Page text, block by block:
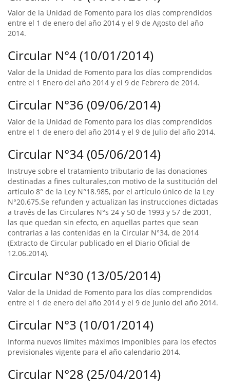
Valor de la Unidad de Fomento para los días comprendidos
entre el 1 de enero del año 2014 y el 9 de Agosto del año
2014.
Circular N°4 (10/01/2014)
Valor de la Unidad de Fomento para los días comprendidos
entre el 1 Enero del año 2014 y el 9 de Febrero de 2014.
Circular N°36 (09/06/2014)
Valor de la Unidad de Fomento para los días comprendidos
entre el 1 de enero del año 2014 y el 9 de Julio del año 2014.
Circular N°34 (05/06/2014)
Instruye sobre el tratamiento tributario de las donaciones
destinadas a fines culturales,con motivo de la sustitución del
artículo 8° de la Ley N°18.985, por el artículo único de la Ley
N°20.675.Se refunden y actualizan las instrucciones dictadas
a través de las Circulares N°s 24 y 50 de 1993 y 57 de 2001,
las que quedan sin efecto, en aquellas partes que sean
contrarias a las contenidas en la Circular N°34, de 2014
(Extracto de Circular publicado en el Diario Oficial de
12.06.2014).
Circular N°30 (13/05/2014)
Valor de la Unidad de Fomento para los días comprendidos
entre el 1 de enero del año 2014 y el 9 de Junio del año 2014.
Circular N°3 (10/01/2014)
Informa nuevos límites máximos imponibles para los efectos
previsionales vigente para el año calendario 2014.
Circular N°28 (25/04/2014)